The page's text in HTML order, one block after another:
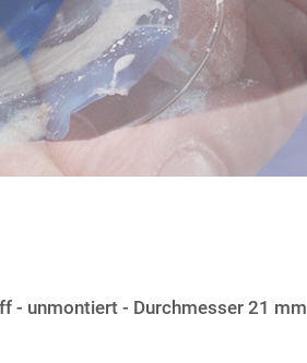
- unmontiert - Durchmesser 21 mm